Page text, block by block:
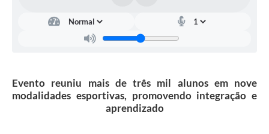
Evento reuniu mais de três mil alunos em nove
modalidades esportivas, promovendo integração e
aprendizado